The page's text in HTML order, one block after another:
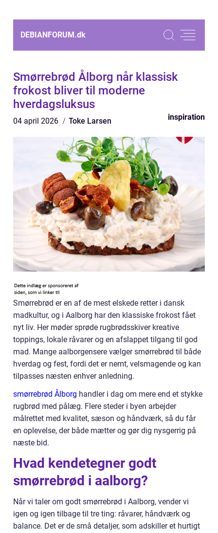
DEBIANFORUM.dk
Smørrebrød Ålborg når klassisk
frokost bliver til moderne
hverdagsluksus
04 april 2026 Toke Larsen inspiration
Smørrebrød er en af de mest elskede retter i dansk
madkultur, og i Aalborg har den klassiske frokost fået
nyt liv. Her møder sprøde rugbrødsskiver kreative
toppings, lokale råvarer og en afslappet tilgang til god
mad. Mange aalborgensere vælger smørrebrød til både
hverdag og fest, fordi det er nemt, velsmagende og kan
tilpasses næsten enhver anledning.
smørrebrød Ålborg handler i dag om mere end et stykke
rugbrød med pålæg. Flere steder i byen arbejder
målrettet med kvalitet, sæson og håndværk, så du får
en oplevelse, der både mætter og gør dig nysgerrig på
næste bid.
Hvad kendetegner godt
smørrebrød i aalborg?
Når vi taler om godt smørrebrød i Aalborg, vender vi
igen og igen tilbage til tre ting: råvarer, håndværk og
balance. Det er de små detaljer, som adskiller et hurtigt